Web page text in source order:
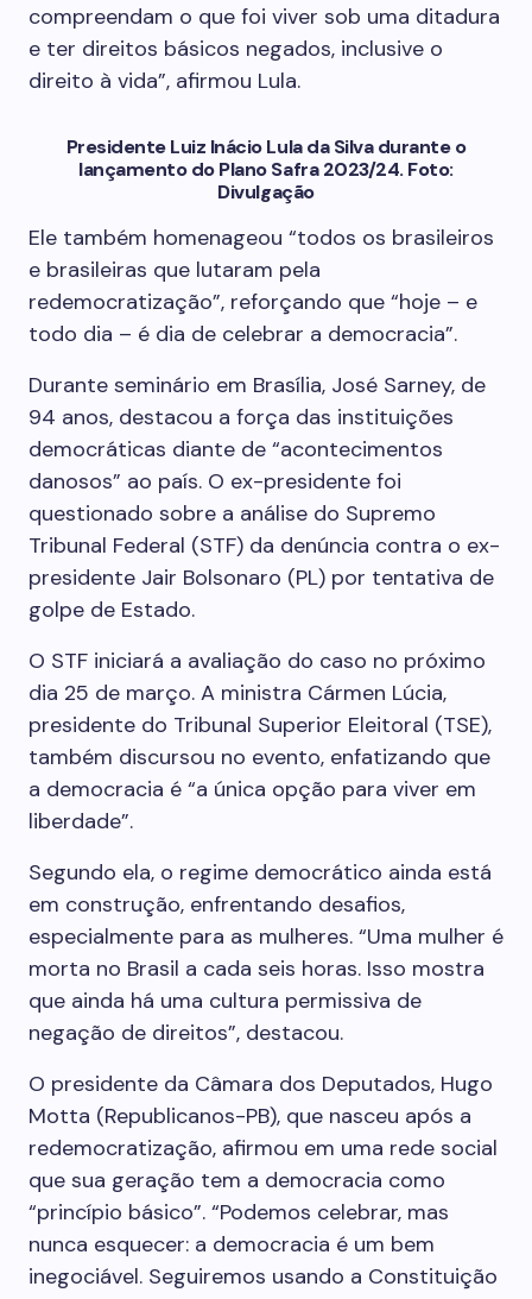
compreendam o que foi viver sob uma ditadura
e ter direitos básicos negados, inclusive o
direito à vida”, afirmou Lula.
Presidente Luiz Inácio Lula da Silva durante o
lançamento do Plano Safra 2023/24. Foto:
Divulgação
Ele também homenageou “todos os brasileiros
e brasileiras que lutaram pela
redemocratização”, reforçando que “hoje – e
todo dia – é dia de celebrar a democracia”.
Durante seminário em Brasília, José Sarney, de
94 anos, destacou a força das instituições
democráticas diante de “acontecimentos
danosos” ao país. O ex-presidente foi
questionado sobre a análise do Supremo
Tribunal Federal (STF) da denúncia contra o ex-
presidente Jair Bolsonaro (PL) por tentativa de
golpe de Estado.
O STF iniciará a avaliação do caso no próximo
dia 25 de março. A ministra Cármen Lúcia,
presidente do Tribunal Superior Eleitoral (TSE),
também discursou no evento, enfatizando que
a democracia é “a única opção para viver em
liberdade”.
Segundo ela, o regime democrático ainda está
em construção, enfrentando desafios,
especialmente para as mulheres. “Uma mulher é
morta no Brasil a cada seis horas. Isso mostra
que ainda há uma cultura permissiva de
negação de direitos”, destacou.
O presidente da Câmara dos Deputados, Hugo
Motta (Republicanos-PB), que nasceu após a
redemocratização, afirmou em uma rede social
que sua geração tem a democracia como
“princípio básico”. “Podemos celebrar, mas
nunca esquecer: a democracia é um bem
inegociável. Seguiremos usando a Constituição